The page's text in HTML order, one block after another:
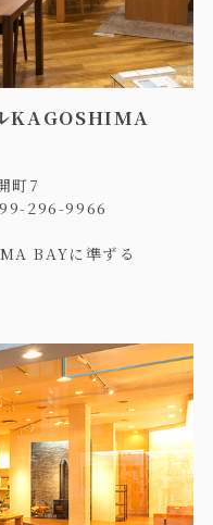
KAGOSHIMA
町7
296-9966
BAYに準ずる